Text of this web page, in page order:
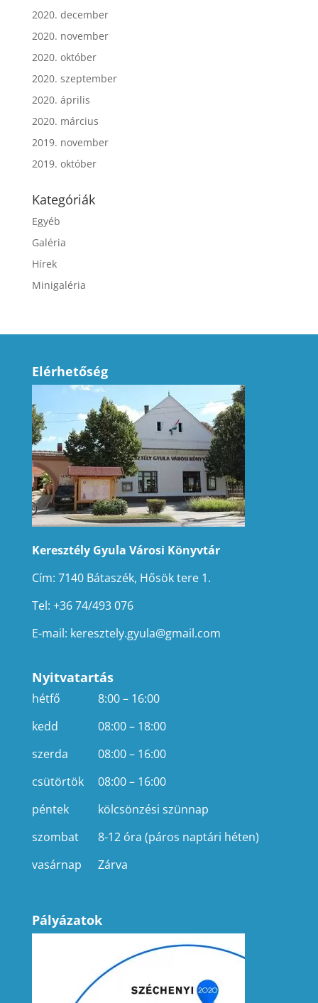
2020. december
2020. november
2020. október
2020. szeptember
2020. április
2020. március
2019. november
2019. október
Kategóriák
Egyéb
Galéria
Hírek
Minigaléria
Elérhetőség
Keresztély Gyula Városi Könyvtár
Cím: 7140 Bátaszék, Hősök tere 1.
Tel: +36 74/493 076
E-mail: keresztely.gyula@gmail.com
Nyitvatartás
hétfő
8:00 – 16:00
kedd
08:00 – 18:00
szerda
08:00 – 16:00
csütörtök
08:00 – 16:00
péntek
kölcsönzési szünnap
szombat
8-12 óra (páros naptári héten)
vasárnap
Zárva
Pályázatok